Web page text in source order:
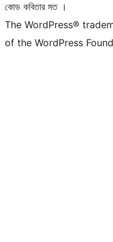
কোড কবিতার মত ।
The WordPress®
of the WordPress